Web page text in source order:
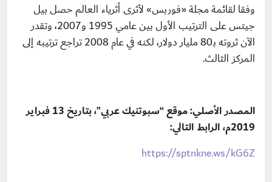
وفقا لقائمة مجلة «فوربس» لأثرى أثرياء العالم حصل بيل
جيتس على الترتيب الأول بين عامي 1995 و2007، وتقدر
الآن ثروته بـ80 مليار دولار، لكنه في عام 2008 تراجع ترتيبه إلى
المركز الثالث.
المصدر الأصلي: موقع “سبوتنيك عربي”، بتاريخ 13 فبراير
2019م، الرابط التالي:
https://sptnkne.ws/kG6Z